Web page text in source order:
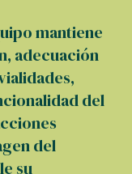
mantiene
adecuación
del
del
su